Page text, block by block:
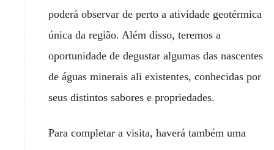
poderá observar de perto a atividade geotérmica
única da região. Além disso, teremos a
oportunidade de degustar algumas das nascentes
de águas minerais ali existentes, conhecidas por
seus distintos sabores e propriedades.
Para completar a visita, haverá também uma